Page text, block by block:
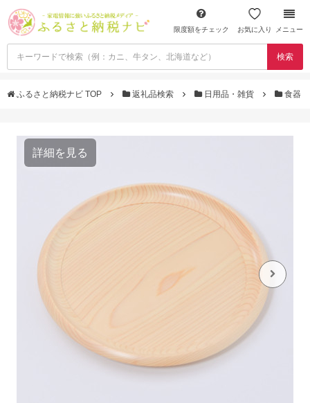
限度額をチェック お気に入り メニュー
検索
ふるさと納税ナビ TOP 返礼品検索 日用品・雑貨 食器
詳細を見る